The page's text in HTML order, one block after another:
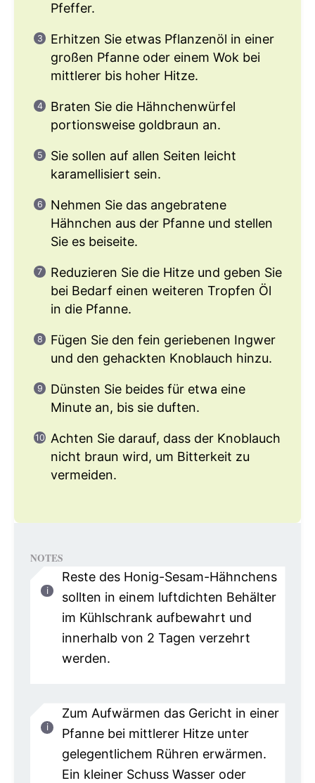
Pfeffer.
Erhitzen Sie etwas Pflanzenöl in einer
großen Pfanne oder einem Wok bei
mittlerer bis hoher Hitze.
Braten Sie die Hähnchenwürfel
portionsweise goldbraun an.
Sie sollen auf allen Seiten leicht
karamellisiert sein.
Nehmen Sie das angebratene
Hähnchen aus der Pfanne und stellen
Sie es beiseite.
Reduzieren Sie die Hitze und geben Sie
bei Bedarf einen weiteren Tropfen Öl
in die Pfanne.
Fügen Sie den fein geriebenen Ingwer
und den gehackten Knoblauch hinzu.
Dünsten Sie beides für etwa eine
Minute an, bis sie duften.
Achten Sie darauf, dass der Knoblauch
nicht braun wird, um Bitterkeit zu
vermeiden.
NOTES
Reste des Honig-Sesam-Hähnchens
sollten in einem luftdichten Behälter
im Kühlschrank aufbewahrt und
innerhalb von 2 Tagen verzehrt
werden.
Zum Aufwärmen das Gericht in einer
Pfanne bei mittlerer Hitze unter
gelegentlichem Rühren erwärmen.
Ein kleiner Schuss Wasser oder